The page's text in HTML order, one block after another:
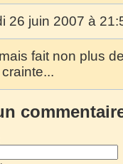
26 juin 2007 à
fait non plus